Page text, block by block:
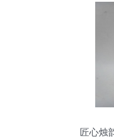
匠心烛